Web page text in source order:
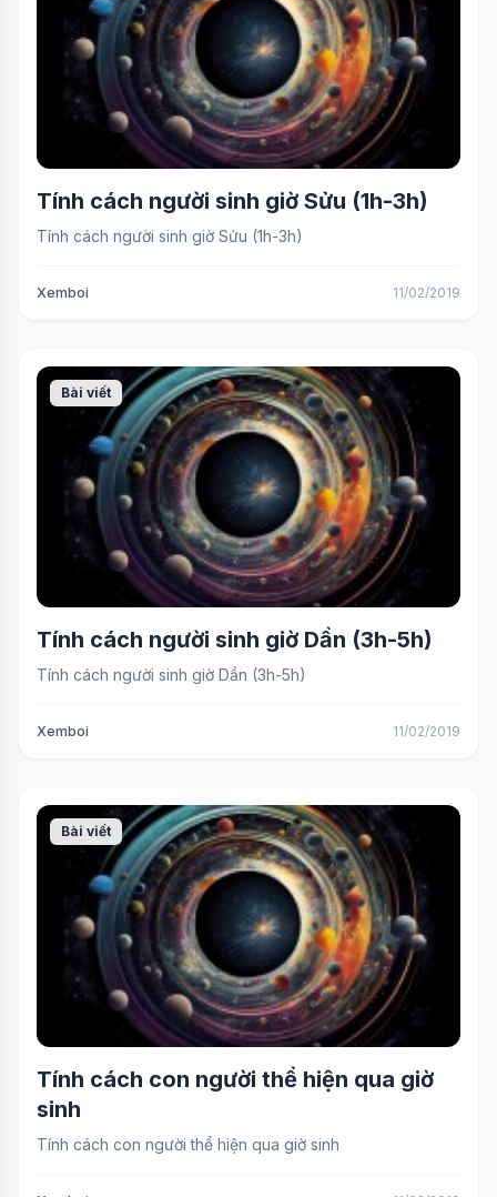
Tính cách người sinh giờ Sửu (1h-3h)
Tính cách người sinh giờ Sửu (1h-3h)
Xemboi 11/02/2019
Bài viết
Tính cách người sinh giờ Dần (3h-5h)
Tính cách người sinh giờ Dần (3h-5h)
Xemboi 11/02/2019
Bài viết
Tính cách con người thể hiện qua giờ
sinh
Tính cách con người thể hiện qua giờ sinh